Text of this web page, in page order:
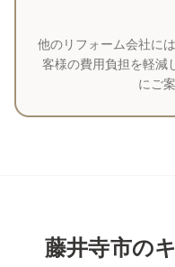
他のリフォーム会社に
客様の費用負担を軽減
にご
藤井寺市の